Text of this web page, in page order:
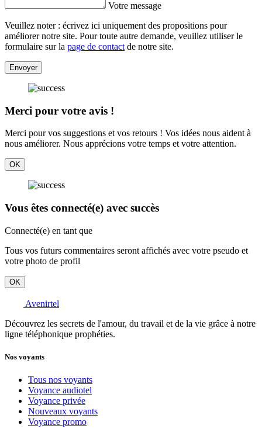
Votre message
Veuillez noter : écrivez ici uniquement des propositions pour
améliorer notre site. Pour toute autre demande, veuillez utiliser le
formulaire sur la page de contact de notre site.
Envoyer
Merci pour votre avis !
Merci pour vos suggestions et vos retours ! Vos idées nous aident à
nous améliorer. Nous apprécions votre temps et votre attention.
OK
Vous êtes connecté(e) avec succès
Connecté(e) en tant que
Tous vos futurs commentaires seront affichés avec votre pseudo et
votre photo de profil
OK
Avenirtel
Découvrez les secrets de l'amour, du travail et de la vie grâce à notre
ligne téléphonique prophéties.
Nos voyants
Tous nos voyants
Voyance audiotel
Voyance privée
Nouveaux voyants
Voyance promo